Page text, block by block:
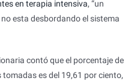
en terapia intensiva, “un
esta desbordando el sistema
contó que el porcentaje de
es del 19,61 por ciento,